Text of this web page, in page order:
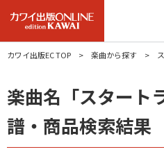
カワイ出版EC TOP 楽曲から探す
楽曲名「スター
譜・商品検索結果